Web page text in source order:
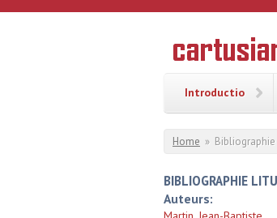
Overslaan en naar de inhoud gaan
Geschiedenis
van de
Introductio
U bent
Home »
BIBLIOGRAPHIE
Auteurs: